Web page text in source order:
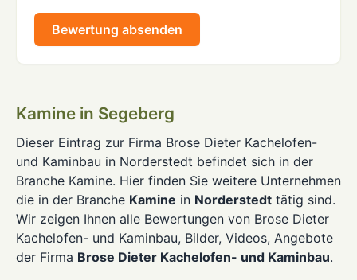
Bewertung absenden
Kamine in Segeberg
Dieser Eintrag zur Firma Brose Dieter Kachelofen-
und Kaminbau in Norderstedt befindet sich in der
Branche Kamine. Hier finden Sie weitere Unternehmen
die in der Branche Kamine in Norderstedt tätig sind.
Wir zeigen Ihnen alle Bewertungen von Brose Dieter
Kachelofen- und Kaminbau, Bilder, Videos, Angebote
der Firma Brose Dieter Kachelofen- und Kaminbau.